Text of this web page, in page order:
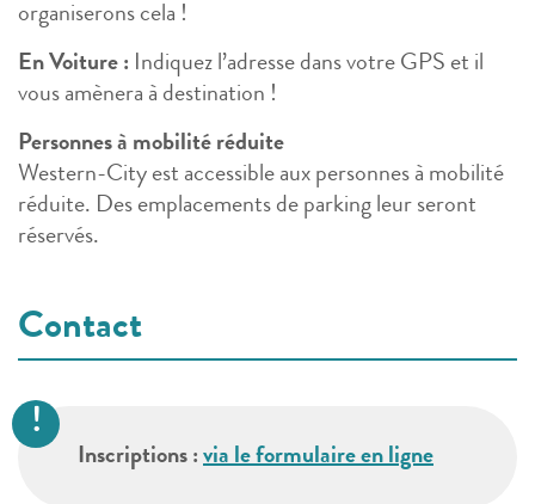
organiserons cela !
En Voiture : Indiquez l’adresse dans votre GPS et il
vous amènera à destination !
Personnes à mobilité réduite
Western-City est accessible aux personnes à mobilité
réduite. Des emplacements de parking leur seront
réservés.
Contact
Inscriptions : via le formulaire en ligne